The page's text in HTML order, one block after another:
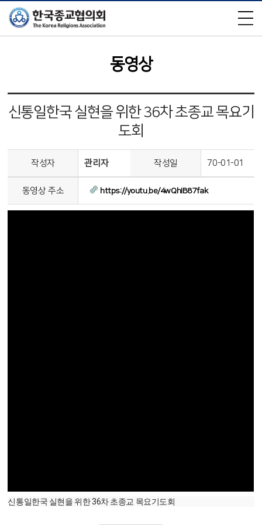
×
동영상
신통일한국 실현을 위한 36차 초종교 목요기
도회
작성자 관리자 작성일 70-01-01
동영상 주소 https://youtu.be/4wQhIB87fak
신통일한국 실현을 위한 36차 초종교 목요기도회